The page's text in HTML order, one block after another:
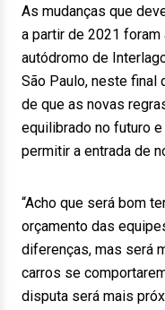
As mudanças que
a partir de 2021
autódromo de
São Paulo, neste final
de que as novas
equilibrado no futuro
permitir a entrada de
“Acho que será bom
orçamento das
diferenças, mas será
carros se
disputa será mais